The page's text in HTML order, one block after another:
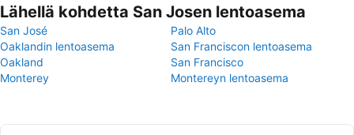
Lähellä kohdetta San Josen lentoasema
San José
Palo Alto
Oaklandin lentoasema
San Franciscon lentoasema
Oakland
San Francisco
Monterey
Montereyn lentoasema